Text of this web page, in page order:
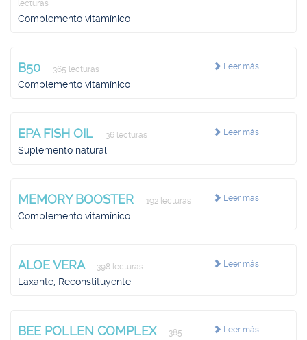
lecturas
Complemento vitamínico
Leer más
B50 365 lecturas
Complemento vitamínico
Leer más
EPA FISH OIL 36 lecturas
Suplemento natural
Leer más
MEMORY BOOSTER 192 lecturas
Complemento vitamínico
Leer más
ALOE VERA 398 lecturas
Laxante, Reconstituyente
Leer más
BEE POLLEN COMPLEX
385